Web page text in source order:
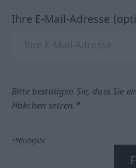
Ihre E-Mail-Adresse
Bitte bestätigen Sie, dass Sie
Häkchen setzen.*
*Pflichtfeld